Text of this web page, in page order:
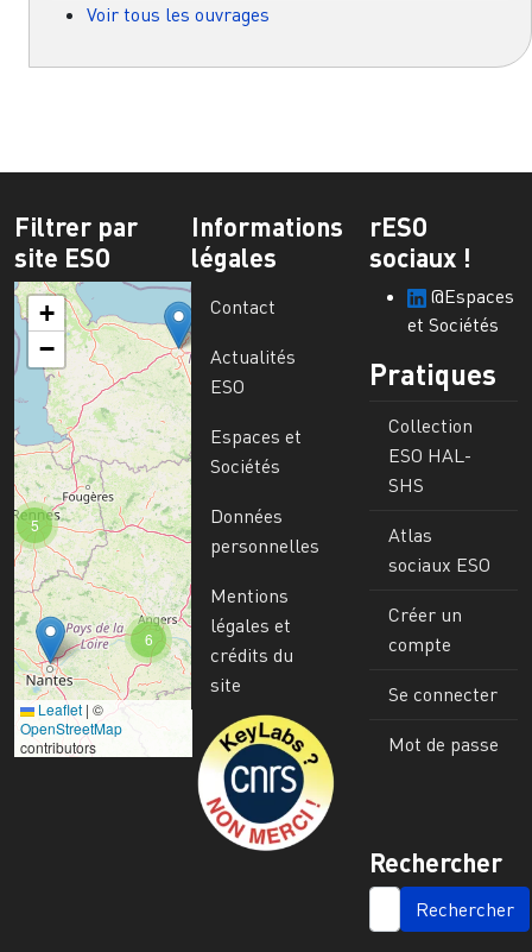
Voir tous les ouvrages
Filtrer par
site ESO
6
5
+
−
Leaflet | ©
OpenStreetMap
contributors
Informations
légales
Contact
Actualités
ESO
Espaces et
Sociétés
Données
personnelles
Mentions
légales et
crédits du
site
Image
rESO
sociaux !
@Espaces
et Sociétés
Pratiques
Collection
ESO HAL-
SHS
Atlas
sociaux ESO
Créer un
compte
Se connecter
Mot de passe
Rechercher
SEARCH